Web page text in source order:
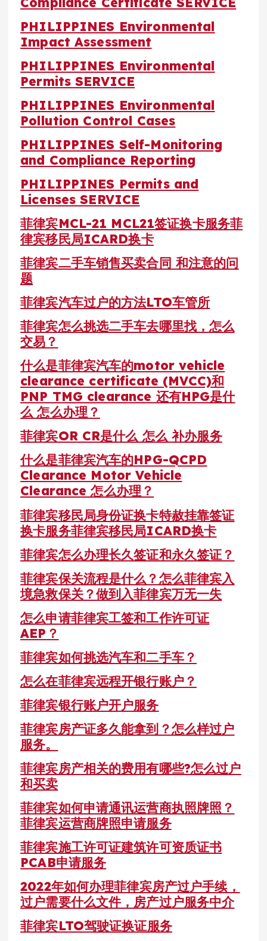
PHILIPPINES Environmental
Impact Assessment
PHILIPPINES Environmental
Permits SERVICE
PHILIPPINES Environmental
Pollution Control Cases
PHILIPPINES Self-Monitoring
and Compliance Reporting
PHILIPPINES Permits and
Licenses SERVICE
菲律宾MCL-21 MCL21签证换卡服务菲
律宾移民局ICARD换卡
菲律宾二手车销售买卖合同 和注意的问
题
菲律宾汽车过户的方法LTO车管所
菲律宾怎么挑选二手车去哪里找，怎么
交易？
什么是菲律宾汽车的motor vehicle
clearance certificate (MVCC)和
PNP TMG clearance 还有HPG是什
么 怎么办理？
菲律宾OR CR是什么 怎么 补办服务
什么是菲律宾汽车的HPG-QCPD
Clearance Motor Vehicle
Clearance 怎么办理？
菲律宾移民局身份证换卡特赦挂靠签证
换卡服务菲律宾移民局ICARD换卡
菲律宾怎么办理长久签证和永久签证？
菲律宾保关流程是什么？怎么菲律宾入
境急救保关？做到入菲律宾万无一失
怎么申请菲律宾工签和工作许可证
AEP？
菲律宾如何挑选汽车和二手车？
怎么在菲律宾远程开银行账户？
菲律宾银行账户开户服务
菲律宾房产证多久能拿到？怎么样过户
服务。
菲律宾房产相关的费用有哪些?怎么过户
和买卖
菲律宾如何申请通讯运营商执照牌照？
菲律宾运营商牌照申请服务
菲律宾施工许可证建筑许可资质证书
PCAB申请服务
2022年如何办理菲律宾房产过户手续，
过户需要什么文件，房产过户服务中介
菲律宾LTO驾驶证换证服务